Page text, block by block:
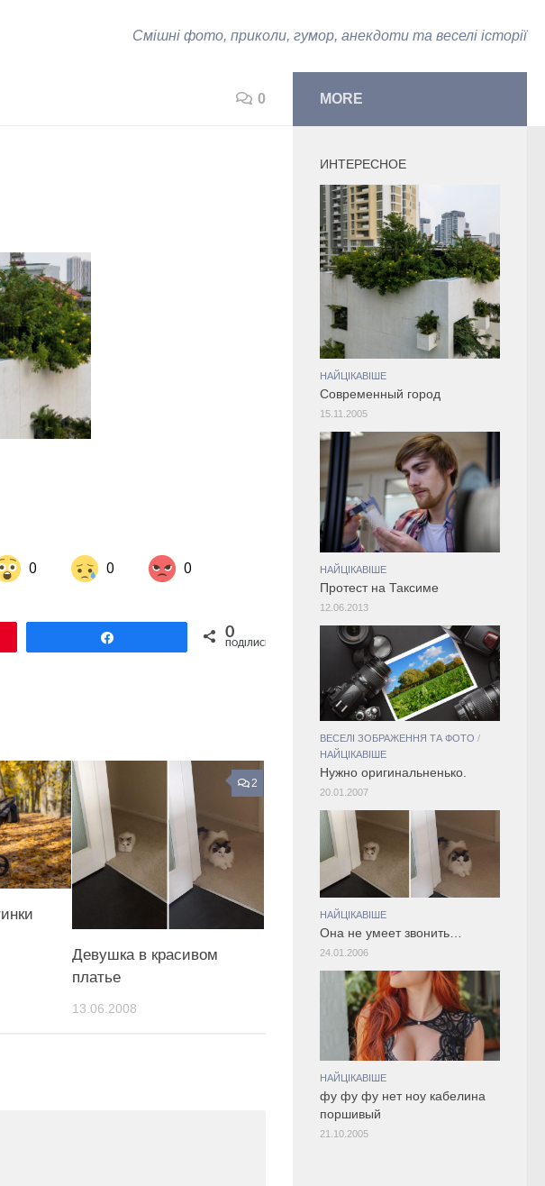
Смішні фото, приколи, гумор, анекдоти та веселі історії
0
0 0 0
Share on Twitter 0
ПОДІЛИСЬ
2
Девушка в красивом
платье
13.06.2008
MORE
ИНТЕРЕСНОЕ
НАЙЦІКАВІШЕ
Современный город
15.11.2005
НАЙЦІКАВІШЕ
Протест на Таксиме
12.06.2013
ВЕСЕЛІ ЗОБРАЖЕННЯ ТА ФОТО /
НАЙЦІКАВІШЕ
Нужно оригинальненько.
20.01.2007
НАЙЦІКАВІШЕ
Она не умеет звонить…
24.01.2006
НАЙЦІКАВІШЕ
фу фу фу нет ноу кабелина
поршивый
21.10.2005